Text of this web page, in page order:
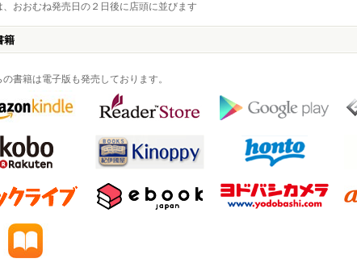
おおむね発売日の２日後に店頭に並びます
籍
の書籍は電子版も発売しております。